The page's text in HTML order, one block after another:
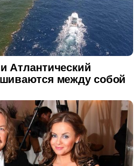
Атлантический
между собой